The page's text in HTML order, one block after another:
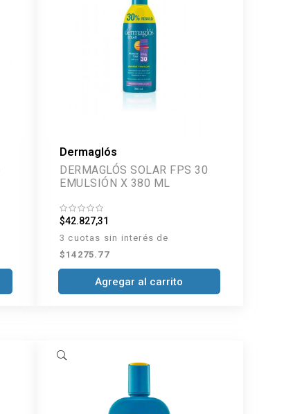
Dermaglós
DERMAGLÓS SOLAR FPS 30
EMULSIÓN X 380 ML
$42.827,31
3 cuotas sin interés de
$14275.77
Agregar al carrito